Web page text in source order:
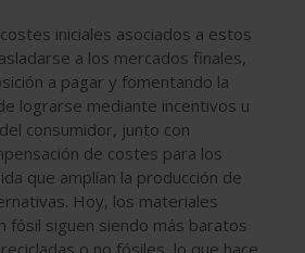
iniciales asociados a estos
a los mercados finales,
a pagar y fomentando la
lograrse mediante incentivos u
consumidor, junto con
de costes para los
que amplían la producción de
Hoy, los materiales
fósil siguen siendo más baratos
o no fósiles, lo que hace